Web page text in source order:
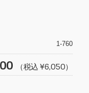
1-760
（税込 ¥6,050）